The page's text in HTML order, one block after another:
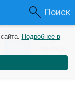
Поиск
0 0
Подробнее в